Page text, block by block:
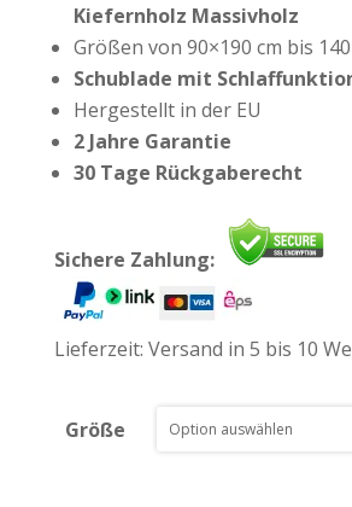
Kiefernholz Massivholz
Größen von 90×190 cm bis
Schublade mit
Hergestellt in der EU
2 Jahre Garantie
30 Tage Rückgaberecht
Sichere Zahlung:
Lieferzeit: Versand in 5 bis 10
Größe